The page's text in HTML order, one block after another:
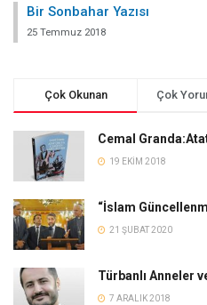
Bir Sonbahar Yazısı
25 Temmuz 2018
Çok Okunan Çok
Cemal
19 EKIM 2018
“İslam
21 ŞUBAT 2020
Türbanlı Anneler
7 ARALIK 2018